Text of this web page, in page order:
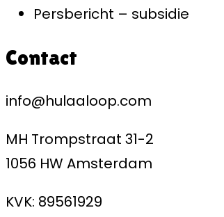
Persbericht – subsidie
Contact
info@hulaaloop.com
MH Trompstraat 31-2
1056 HW Amsterdam
KVK: 89561929